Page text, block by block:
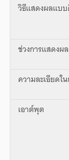
วิธีแสดงผลแบ
ช่วงการแสดงผล
ความละเอียดใ
เอาต์พุต